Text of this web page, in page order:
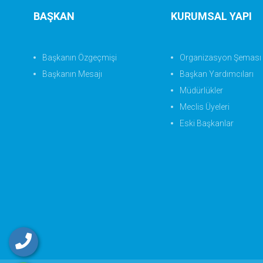
BAŞKAN
Başkanın Özgeçmişi
Başkanın Mesajı
KURUMSAL YAPI
Organizasyon Şeması
Başkan Yardımcıları
Müdürlükler
Meclis Üyeleri
Eski Başkanlar